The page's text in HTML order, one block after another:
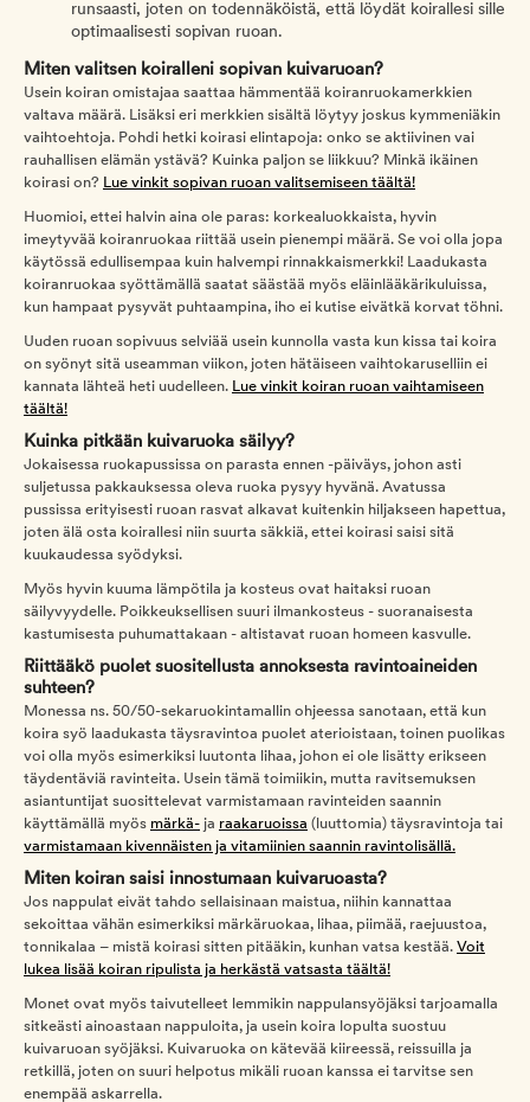
runsaasti, joten on todennäköistä, että löydät koirallesi sille
optimaalisesti sopivan ruoan.
Miten valitsen koiralleni sopivan kuivaruoan?
Usein koiran omistajaa saattaa hämmentää koiranruokamerkkien
valtava määrä. Lisäksi eri merkkien sisältä löytyy joskus kymmeniäkin
vaihtoehtoja. Pohdi hetki koirasi elintapoja: onko se aktiivinen vai
rauhallisen elämän ystävä? Kuinka paljon se liikkuu? Minkä ikäinen
koirasi on? Lue vinkit sopivan ruoan valitsemiseen täältä!
Huomioi, ettei halvin aina ole paras: korkealuokkaista, hyvin
imeytyvää koiranruokaa riittää usein pienempi määrä. Se voi olla jopa
käytössä edullisempaa kuin halvempi rinnakkaismerkki! Laadukasta
koiranruokaa syöttämällä saatat säästää myös eläinlääkärikuluissa,
kun hampaat pysyvät puhtaampina, iho ei kutise eivätkä korvat töhni.
Uuden ruoan sopivuus selviää usein kunnolla vasta kun kissa tai koira
on syönyt sitä useamman viikon, joten hätäiseen vaihtokaruselliin ei
kannata lähteä heti uudelleen. Lue vinkit koiran ruoan vaihtamiseen
täältä!
Kuinka pitkään kuivaruoka säilyy?
Jokaisessa ruokapussissa on parasta ennen -päiväys, johon asti
suljetussa pakkauksessa oleva ruoka pysyy hyvänä. Avatussa
pussissa erityisesti ruoan rasvat alkavat kuitenkin hiljakseen hapettua,
joten älä osta koirallesi niin suurta säkkiä, ettei koirasi saisi sitä
kuukaudessa syödyksi.
Myös hyvin kuuma lämpötila ja kosteus ovat haitaksi ruoan
säilyvyydelle. Poikkeuksellisen suuri ilmankosteus - suoranaisesta
kastumisesta puhumattakaan - altistavat ruoan homeen kasvulle.
Riittääkö puolet suositellusta annoksesta ravintoaineiden
suhteen?
Monessa ns. 50/50-sekaruokintamallin ohjeessa sanotaan, että kun
koira syö laadukasta täysravintoa puolet aterioistaan, toinen puolikas
voi olla myös esimerkiksi luutonta lihaa, johon ei ole lisätty erikseen
täydentäviä ravinteita. Usein tämä toimiikin, mutta ravitsemuksen
asiantuntijat suosittelevat varmistamaan ravinteiden saannin
käyttämällä myös märkä- ja raakaruoissa (luuttomia) täysravintoja tai
varmistamaan kivennäisten ja vitamiinien saannin ravintolisällä.
Miten koiran saisi innostumaan kuivaruoasta?
Jos nappulat eivät tahdo sellaisinaan maistua, niihin kannattaa
sekoittaa vähän esimerkiksi märkäruokaa, lihaa, piimää, raejuustoa,
tonnikalaa – mistä koirasi sitten pitääkin, kunhan vatsa kestää. Voit
lukea lisää koiran ripulista ja herkästä vatsasta täältä!
Monet ovat myös taivutelleet lemmikin nappulansyöjäksi tarjoamalla
sitkeästi ainoastaan nappuloita, ja usein koira lopulta suostuu
kuivaruoan syöjäksi. Kuivaruoka on kätevää kiireessä, reissuilla ja
retkillä, joten on suuri helpotus mikäli ruoan kanssa ei tarvitse sen
enempää askarrella.